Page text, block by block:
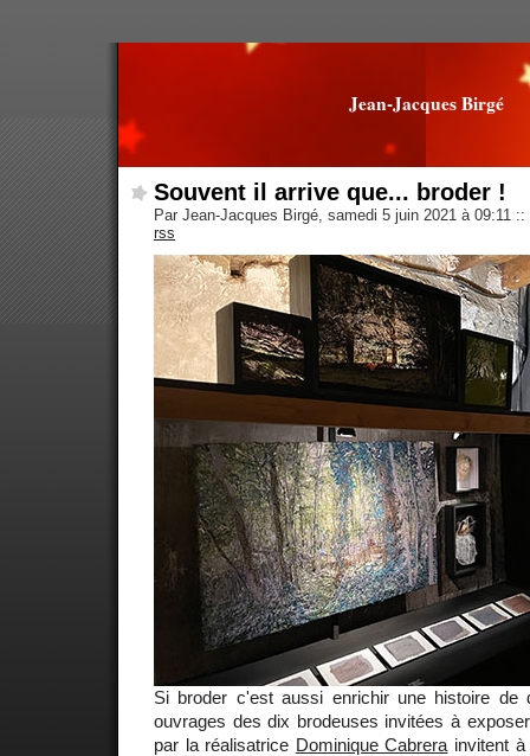
Jean-Jacques Birgé
Souvent il arrive que... broder !
Par Jean-Jacques Birgé, samedi 5 juin 2021 à 09:11 ::
rss
Si broder c'est aussi enrichir une histoire de
ouvrages des dix brodeuses invitées à
par la réalisatrice Dominique Cabrera invitent